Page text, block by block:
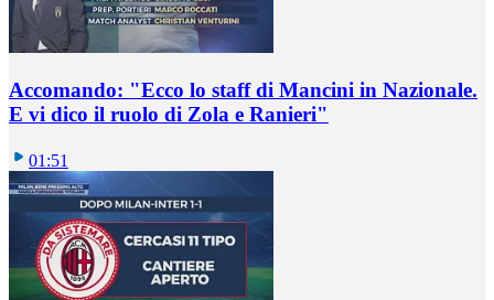
Accomando: "Ecco lo staff di Mancini in Nazionale.
E vi dico il ruolo di Zola e Ranieri"
01:51